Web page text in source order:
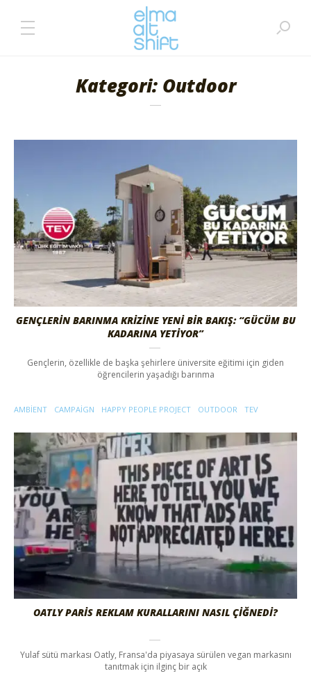
Kategori: Outdoor
GENÇLERIN BARINMA KRIZINE YENI BIR BAKIŞ: “GÜCÜM BU
KADARINA YETIYOR”
Gençlerin, özellikle de başka şehirlere üniversite eğitimi için giden
öğrencilerin yaşadığı barınma
AMBIENT CAMPAIGN HAPPY PEOPLE PROJECT OUTDOOR TEV
OATLY PARIS REKLAM KURALLARINI NASIL ÇIĞNEDI?
Yulaf sütü markası Oatly, Fransa'da piyasaya sürülen vegan markasını
tanıtmak için ilginç bir açık